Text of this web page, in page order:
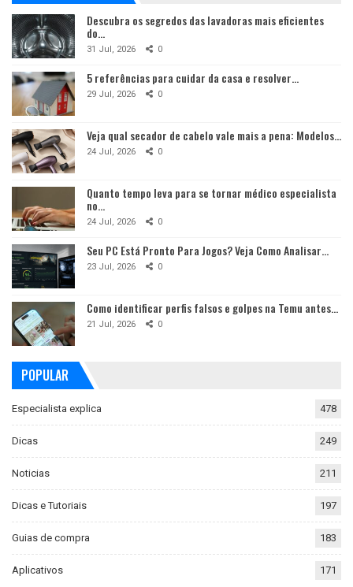
Descubra os segredos das lavadoras mais eficientes
do…
31 Jul, 2026 0
5 referências para cuidar da casa e resolver…
29 Jul, 2026 0
Veja qual secador de cabelo vale mais a pena: Modelos…
24 Jul, 2026 0
Quanto tempo leva para se tornar médico especialista
no…
24 Jul, 2026 0
Seu PC Está Pronto Para Jogos? Veja Como Analisar…
23 Jul, 2026 0
Como identificar perfis falsos e golpes na Temu antes…
21 Jul, 2026 0
POPULAR
Especialista explica 478
Dicas 249
Noticias 211
Dicas e Tutoriais 197
Guias de compra 183
Aplicativos 171